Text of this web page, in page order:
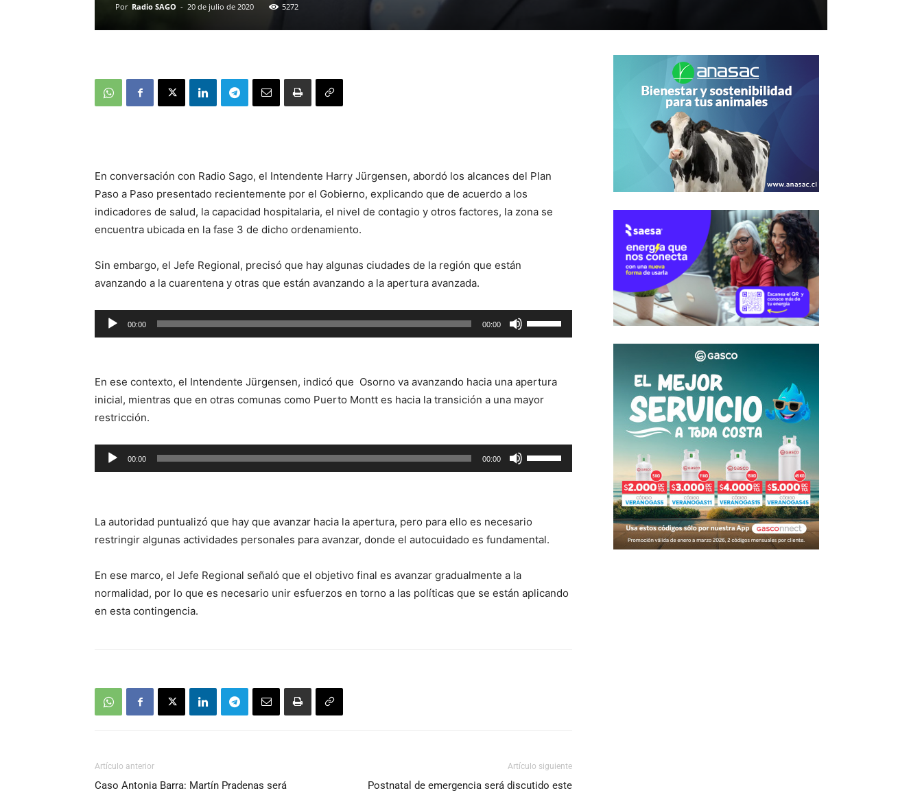
Por Radio SAGO - 20 de julio de 2020 5272
En conversación con Radio Sago, el Intendente Harry Jürgensen, abordó los alcances del Plan
Paso a Paso presentado recientemente por el Gobierno, explicando que de acuerdo a los
indicadores de salud, la capacidad hospitalaria, el nivel de contagio y otros factores, la zona se
encuentra ubicada en la fase 3 de dicho ordenamiento.
Sin embargo, el Jefe Regional, precisó que hay algunas ciudades de la región que están
avanzando a la cuarentena y otras que están avanzando a la apertura avanzada.
Reproductor
de
00:00 00:00
las
flecha
arriba/abajo
aumentar
o
En ese contexto, el Intendente Jürgensen, indicó que Osorno va avanzando hacia una apertura
inicial, mientras que en otras comunas como Puerto Montt es hacia la transición a una mayor
restricción.
Reproductor
de
00:00 00:00
las
flecha
arriba/abajo
o
La autoridad puntualizó que hay que avanzar hacia la apertura, pero para ello es necesario
restringir algunas actividades personales para avanzar, donde el autocuidado es fundamental.
En ese marco, el Jefe Regional señaló que el objetivo final es avanzar gradualmente a la
normalidad, por lo que es necesario unir esfuerzos en torno a las políticas que se están aplicando
en esta contingencia.
Artículo anterior
Caso Antonia Barra: Martín Pradenas será
Artículo siguiente
Postnatal de emergencia será discutido este